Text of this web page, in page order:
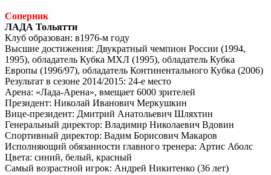
Соперник
ЛАДА Тольятти
Клуб образован: в1976-м году
Высшие достижения: Двукратный чемпион России (1994,
1995), обладатель Кубка МХЛ (1995), обладатель Кубка
Европы (1996/97), обладатель Континентального Кубка (2006)
Результат в сезоне 2014/2015: 24-е место
Арена: «Лада-Арена», вмещает 6000 зрителей
Президент: Николай Иванович Меркушкин
Вице-президент: Дмитрий Анатольевич Шляхтин
Генеральный директор: Владимир Николаевич Вдовин
Спортивный директор: Вадим Борисович Макаров
Исполняющий обязанности главного тренера: Артис Аболс
Цвета: синий, белый, красный
Самый возрастной игрок: Андрей Никитенко (36 лет)